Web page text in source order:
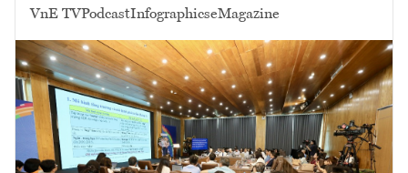
VnE TVPodcastInfographicseMagazine